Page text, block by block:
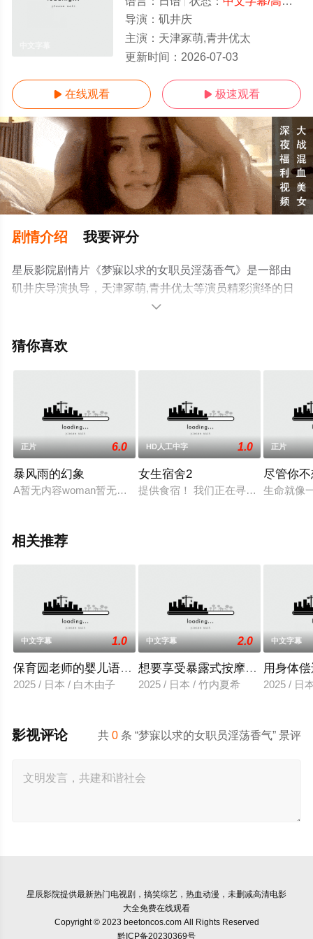
导演： 矶井庆
主演： 天津冢萌,青井优太
更新时间： 2026-07-03
 在线观看  极速观看
剧情介绍 我要评分
星辰影院剧情片《梦寐以求的女职员淫荡香气》是一部由
矶井庆导演执导，天津冢萌,青井优太等演员精彩演绎的日
本电影，手机免费观看高清无删减完整版电影大全就上星
情网等平台了解。

猜你喜欢
正片 6.0
暴风雨的幻象
A暂无内容woman暂无内容gets暂无内容an暂无内容opportunity
HD人工中字 1.0
女生宿舍2
提供食宿！ 我们正在寻找一个愿意
正片
尽管你
生命就像
相关推荐
中文字幕 1.0
保育园老师的婴儿语让人超兴奋
2025 / 日本 / 白木由子
中文字幕 2.0
想要享受暴露式按摩的已婚女子
2025 / 日本 / 竹内夏希
中文字幕
用身体
2025 / 日
共0 条 “梦寐以求的女职员淫荡香气” 景评
影视评论
星辰影院提供最新热门电视剧，搞笑综艺，热血动漫，未删减高清电影
大全免费在线观看
Copyright © 2023 beetoncos.com All Rights Reserved
黔ICP备20230369号